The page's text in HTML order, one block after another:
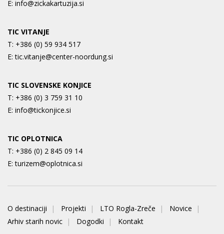
E: info@zickakartuzija.si
TIC VITANJE
T: +386 (0) 59 934 517
E:tic.vitanje@center-noordung.si
TIC SLOVENSKE KONJICE
T: +386 (0) 3 759 31 10
E: info@tickonjice.si
TIC OPLOTNICA
T: +386 (0) 2 845 09 14
E:turizem@oplotnica.si
O destinaciji Projekti LTO Rogla-Zreče
Novice
Arhiv starih novic
Dogodki Kontakt